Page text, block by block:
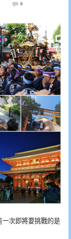
0
一次即將要挑戰的是